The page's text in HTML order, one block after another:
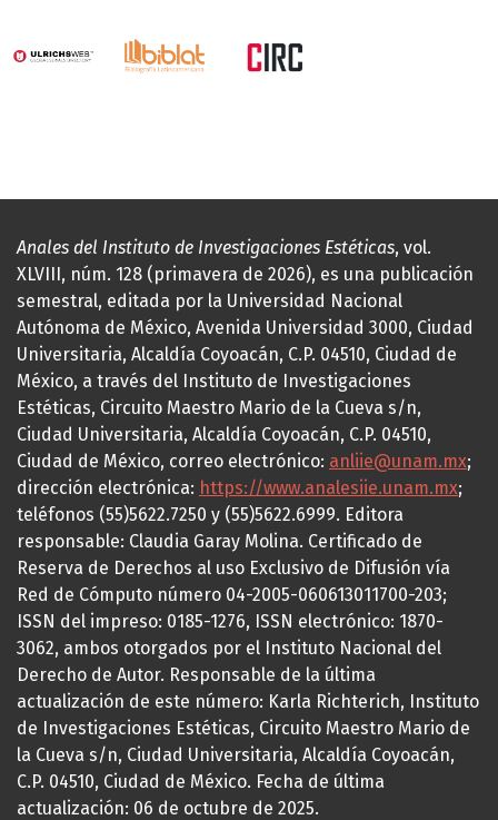
Anales del Instituto de Investigaciones Estéticas, vol.
XLVIII, núm. 128 (primavera de 2026), es una publicación
semestral, editada por la Universidad Nacional
Autónoma de México, Avenida Universidad 3000, Ciudad
Universitaria, Alcaldía Coyoacán, C.P. 04510, Ciudad de
México, a través del Instituto de Investigaciones
Estéticas, Circuito Maestro Mario de la Cueva s/n,
Ciudad Universitaria, Alcaldía Coyoacán, C.P. 04510,
Ciudad de México, correo electrónico: anliie@unam.mx;
dirección electrónica: https://www.analesiie.unam.mx;
teléfonos (55)5622.7250 y (55)5622.6999. Editora
responsable: Claudia Garay Molina. Certificado de
Reserva de Derechos al uso Exclusivo de Difusión vía
Red de Cómputo número 04-2005-060613011700-203;
ISSN del impreso: 0185-1276, ISSN electrónico: 1870-
3062, ambos otorgados por el Instituto Nacional del
Derecho de Autor. Responsable de la última
actualización de este número: Karla Richterich, Instituto
de Investigaciones Estéticas, Circuito Maestro Mario de
la Cueva s/n, Ciudad Universitaria, Alcaldía Coyoacán,
C.P. 04510, Ciudad de México. Fecha de última
actualización: 06 de octubre de 2025.